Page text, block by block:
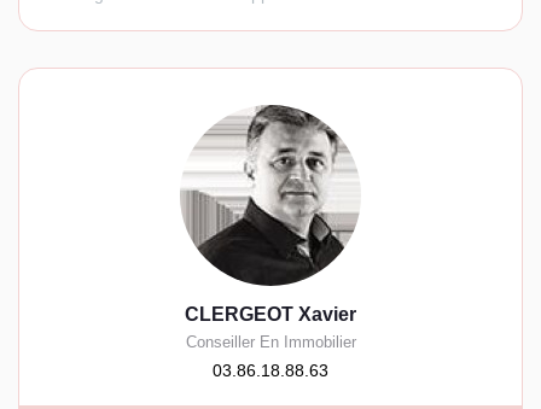
CLERGEOT Xavier
Conseiller En Immobilier
03.86.18.88.63